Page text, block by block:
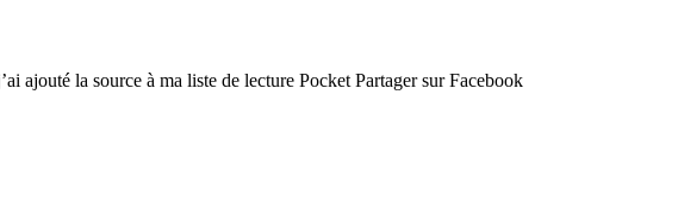
ajouté la source à ma liste de lecture Pocket Partager sur Facebook